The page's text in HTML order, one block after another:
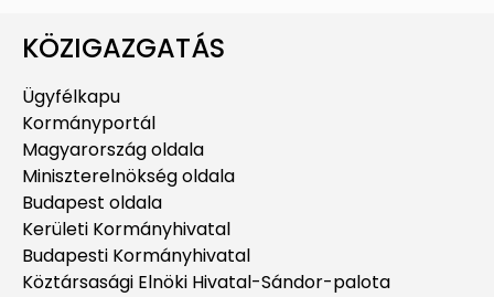
KÖZIGAZGATÁS
Ügyfélkapu
Kormányportál
Magyarország oldala
Miniszterelnökség oldala
Budapest oldala
Kerületi Kormányhivatal
Budapesti Kormányhivatal
Köztársasági Elnöki Hivatal-Sándor-palota